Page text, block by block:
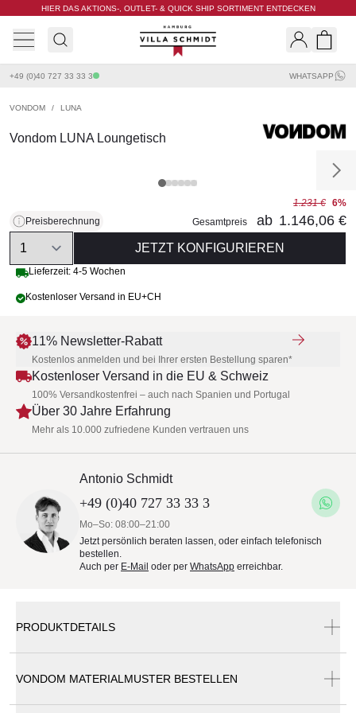
HIER DAS AKTIONS-, OUTLET- & QUICK SHIP SORTIMENT ENTDECKEN
Villa Schmidt
+49 (0)40 727 33 33 3 WHATSAPP
VONDOM / LUNA
Vondom LUNA Loungetisch
Preisberechnung
1.231 € 6%
Gesamtpreis
ab 1.146,06 €
Quantity
JETZT KONFIGURIEREN
Lieferzeit: 4-5 Wochen
Kostenloser Versand in EU+CH
11% Newsletter-Rabatt
Kostenlos anmelden und bei Ihrer ersten Bestellung sparen*
Kostenloser Versand in die EU & Schweiz
100% Versandkostenfrei – auch nach Spanien und Portugal
Über 30 Jahre Erfahrung
Mehr als 10.000 zufriedene Kunden vertrauen uns
Antonio Schmidt
+49 (0)40 727 33 33 3
Mo–So: 08:00–21:00
Jetzt persönlich beraten lassen, oder einfach telefonisch
bestellen.
Auch per E-Mail oder per WhatsApp erreichbar.
PRODUKTDETAILS
VONDOM MATERIALMUSTER BESTELLEN